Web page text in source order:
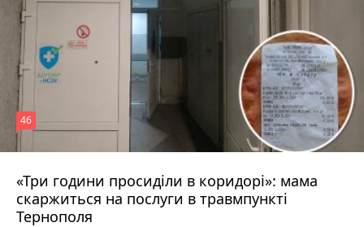
«Три години просиділи в коридорі»: мама
скаржиться на послуги в травмпункті
Тернополя
46
Вчора о 13:05